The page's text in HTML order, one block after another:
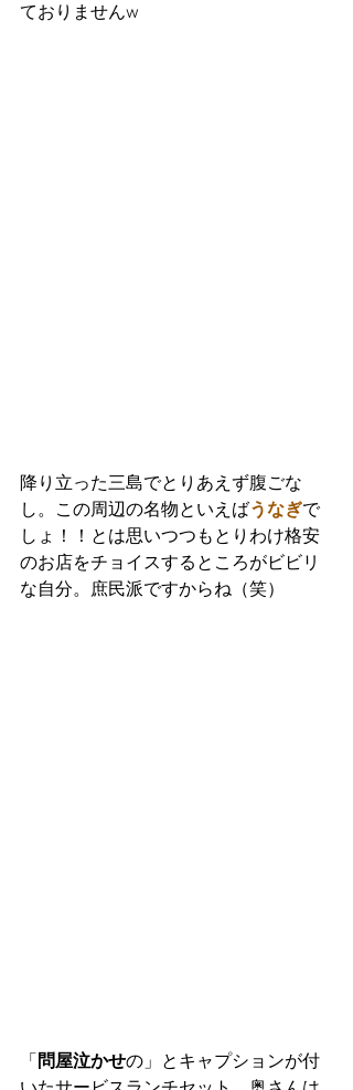
ておりませんw
降り立った三島でとりあえず腹ごな
し。この周辺の名物といえばうなぎで
しょ！！とは思いつつもとりわけ格安
のお店をチョイスするところがビビリ
な自分。庶民派ですからね（笑）
「 問屋泣かせの」とキャプションが付